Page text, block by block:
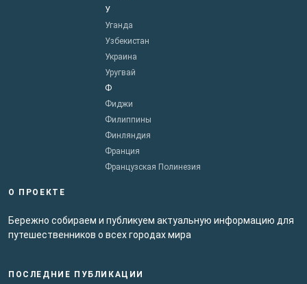
У
Уганда
Узбекистан
Украина
Уругвай
Ф
Фиджи
Филиппины
Финляндия
Франция
Французская Полинезия
О ПРОЕКТЕ
Бережно собираем и публикуем актуальную информацию для
путешественников о всех городах мира
ПОСЛЕДНИЕ ПУБЛИКАЦИИ